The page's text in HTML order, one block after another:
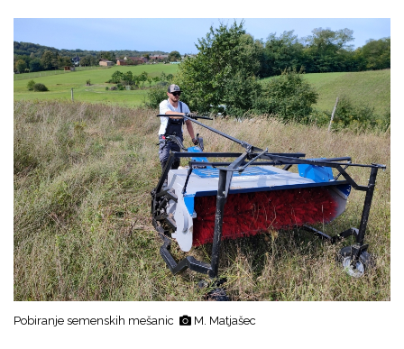
Pobiranje semenskih mešanic M. Matjašec